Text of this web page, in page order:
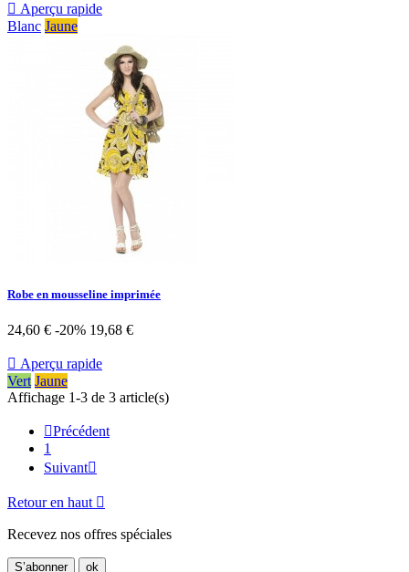
 Aperçu rapide
Blanc Jaune
Robe en mousseline imprimée
24,60 € -20% 19,68 €
 Aperçu rapide
Vert Jaune
Affichage 1-3 de 3 article(s)
Précédent
1
Suivant
Retour en haut 
Recevez nos offres spéciales